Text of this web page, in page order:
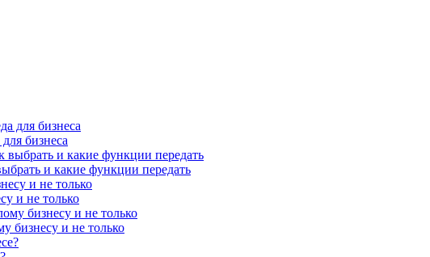
бизнеса
и какие функции передать
и не только
бизнесу и не только